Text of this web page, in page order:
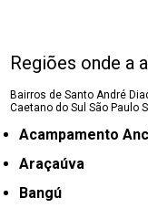
Regiões onde a
Bairros de Santo André
Caetano do SulSão Paulo
Acampamento
Araçaúva
Bangú